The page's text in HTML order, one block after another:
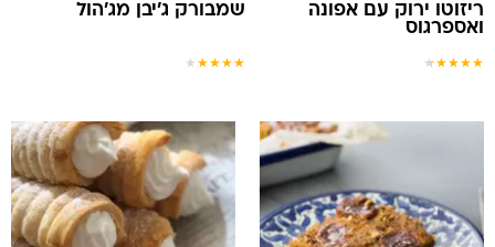
ריזוטו ירוק עם אפונה
ואספרגוס
★
★
★
★
★
שמבורק ג'יבן מג'הול
★
★
★
★
★